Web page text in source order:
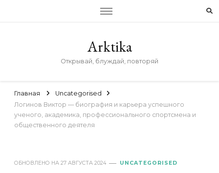
Arktika
Открывай, блуждай, повторяй
Главная
Uncategorised
Логинов Виктор — биография и карьера успешного
ученого, академика, профессионального спортсмена и
общественного деятеля
ОБНОВЛЕНО НА 27 АВГУСТА 2024 UNCATEGORISED